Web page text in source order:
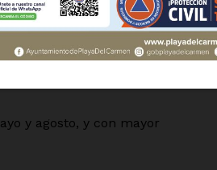
la importancia de estas
la relevancia de este
y agosto, y con mayor